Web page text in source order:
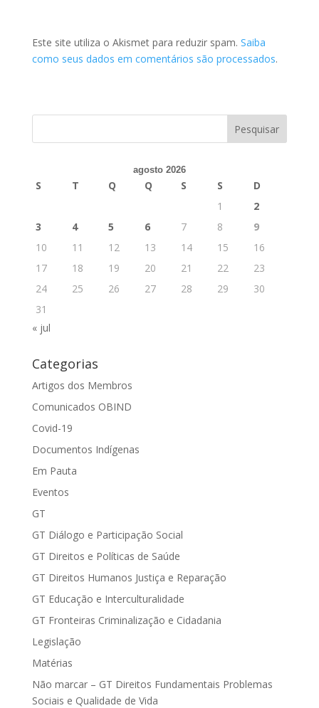
Este site utiliza o Akismet para reduzir spam. Saiba
como seus dados em comentários são processados.
agosto 2026
S T Q Q S S
D
1
2
3
4 5 6 7 8
9
10
11 12 13 14 15
16
17
18 19 20 21 22
23
24
25 26 27 28 29
30
31
« jul
Categorias
Artigos dos Membros
Comunicados OBIND
Covid-19
Documentos Indígenas
Em Pauta
Eventos
GT
GT Diálogo e Participação Social
GT Direitos e Políticas de Saúde
GT Direitos Humanos Justiça e Reparação
GT Educação e Interculturalidade
GT Fronteiras Criminalização e Cidadania
Legislação
Matérias
Não marcar – GT Direitos Fundamentais Problemas
Sociais e Qualidade de Vida